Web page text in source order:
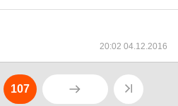
20:02 04.12.2016
107